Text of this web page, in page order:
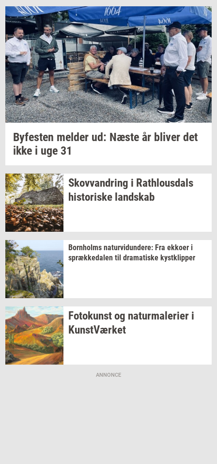
By­fe­sten mel­der ud: Næste år bli­ver det
ikke i uge 31
Sko­vvan­dring i Rat­hlous­dals
hi­sto­ri­ske land­skab
Born­holms na­tur­vi­dun­de­re: Fra ek­ko­er i
spræk­ke­da­len til dra­ma­ti­ske kyst­klip­per
Fo­to­kunstog na­tur­ma­le­ri­er i
Kunst­Vær­ket
ANNONCE